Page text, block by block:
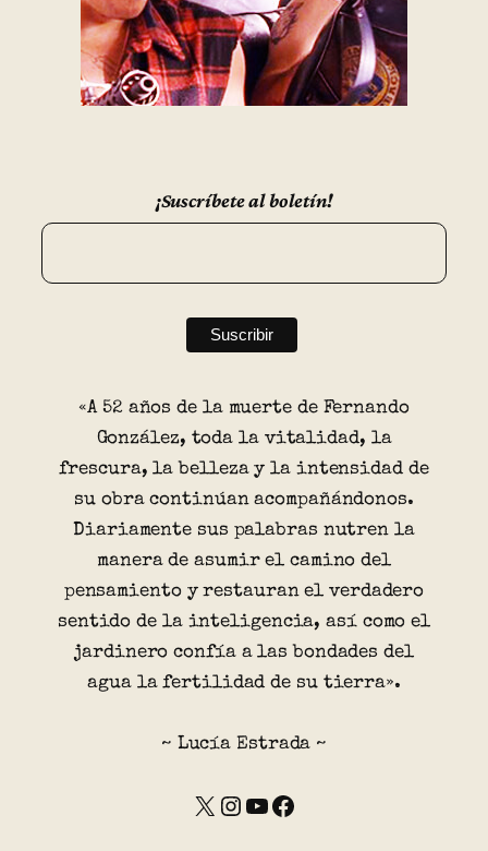
¡Suscríbete al boletín!
«A 52 años de la muerte de Fernando
González, toda la vitalidad, la
frescura, la belleza y la intensidad de
su obra continúan acompañándonos.
Diariamente sus palabras nutren la
manera de asumir el camino del
pensamiento y restauran el verdadero
sentido de la inteligencia, así como el
jardinero confía a las bondades del
agua la fertilidad de su tierra».
~ Lucía Estrada ~
X Instagram YouTube Facebook